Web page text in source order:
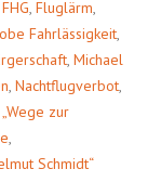
Fluglärm
Fahrlässigkeit
Michael
Nachtflugverbot
zur
Schmidt“